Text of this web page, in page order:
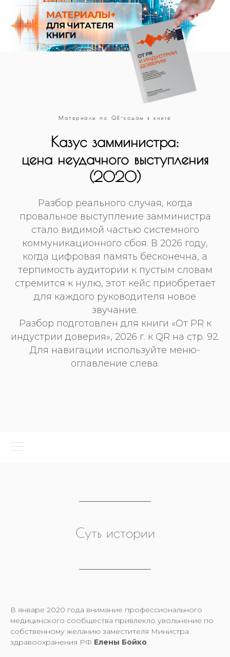
Материалы по QR-кодам в книге
Казус замминистра:
цена неудачного выступления
(2020)
Разбор реального случая, когда
провальное выступление замминистра
стало видимой частью системного
коммуникационного сбоя. В 2026 году,
когда цифровая память бесконечна, а
терпимость аудитории к пустым словам
стремится к нулю, этот кейс приобретает
для каждого руководителя новое
звучание.
Разбор подготовлен для книги «От PR к
индустрии доверия», 2026 г. к QR на стр. 92.
Для навигации используйте меню-
оглавление слева.
Суть истории
В январе 2020 года внимание профессионального
медицинского сообщества привлекло увольнение по
собственному желанию заместителя Министра
здравоохранения РФ Елены Бойко.